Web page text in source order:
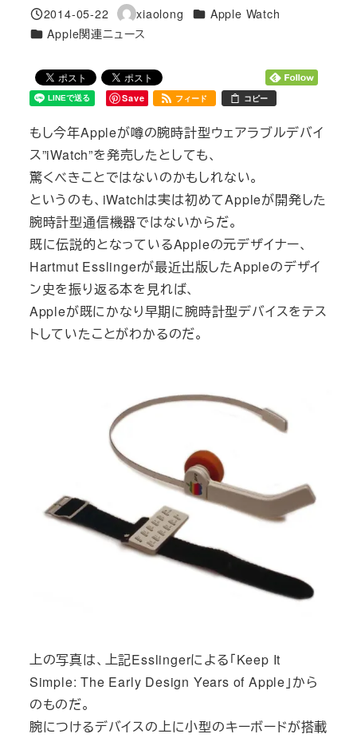
投稿日
2014-05-22
著
者
xiaolong カテゴリー
Apple Watch
カテゴリー
Apple関連ニュース
Save フィード コピー
もし今年Appleが噂の腕時計型ウェアラブルデバイ
ス”iWatch”を発売したとしても、
驚くべきことではないのかもしれない。
というのも、iWatchは実は初めてAppleが開発した
腕時計型通信機器ではないからだ。
既に伝説的となっているAppleの元デザイナー、
Hartmut Esslingerが最近出版したAppleのデザイ
ン史を振り返る本を見れば、
Appleが既にかなり早期に腕時計型デバイスをテス
トしていたことがわかるのだ。
上の写真は、上記Esslingerによる「Keep It
Simple: The Early Design Years of Apple」から
のものだ。
腕につけるデバイスの上に小型のキーボードが搭載